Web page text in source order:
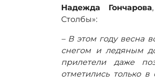
Надежда Гончарова
Столбы»:
– В этом году весна
снегом и ледяным
прилетели даже
отметились только